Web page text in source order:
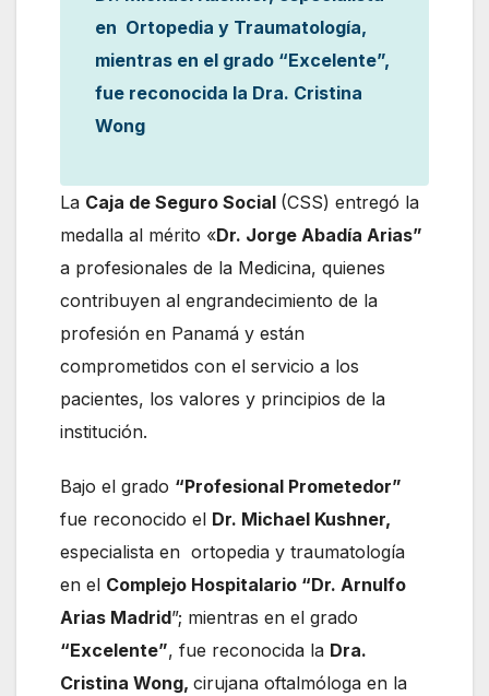
en Ortopedia y Traumatología,
mientras en el grado “Excelente”,
fue reconocida la Dra. Cristina
Wong
La Caja de Seguro Social (CSS) entregó la
medalla al mérito «Dr. Jorge Abadía Arias”
a profesionales de la Medicina, quienes
contribuyen al engrandecimiento de la
profesión en Panamá y están
comprometidos con el servicio a los
pacientes, los valores y principios de la
institución.
Bajo el grado “Profesional Prometedor”
fue reconocido el Dr. Michael Kushner,
especialista en ortopedia y traumatología
en el Complejo Hospitalario “Dr. Arnulfo
Arias Madrid”; mientras en el grado
“Excelente”, fue reconocida la Dra.
Cristina Wong, cirujana oftalmóloga en la